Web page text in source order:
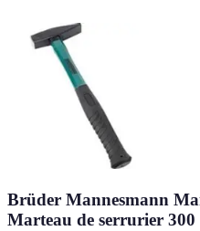
Brüder Mannesmann
Marteau de serrurier 300